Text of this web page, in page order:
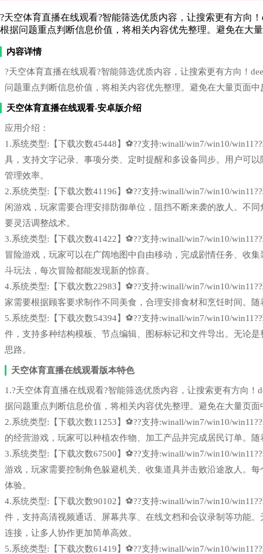
?天空体育直播在线观看?智能筛选优质内容，让搜索更有方向
根据问题重点判断信息价值，将相关内容优先整理。避免在大
内容详情
?天空体育直播在线观看?智能筛选优质内容，让搜索更有方向！
问题重点判断信息价值，将相关内容优先整理。避免在大量页面
天空体育直播在线观看-安卓版介绍
应用介绍：
1.系统类型:【下载次数45448】⚽??支持:winall/win7/win10/
具，支持文字记录、事项分类、定时提醒和多设备同步。用户可
管理效率。
2.系统类型:【下载次数41196】⚽??支持:winall/win7/win10/
闲游戏，玩家需要合理安排防御单位，阻挡不断来袭的敌人。不
要灵活调整战术。
3.系统类型:【下载次数41422】⚽??支持:winall/win7/win10/
冒险游戏，玩家可以在广阔地图中自由移动，完成剧情任务、收
斗玩法，每次冒险都能发现新的惊喜。
4.系统类型:【下载次数22983】⚽??支持:winall/win7/win10/
家需要根据顾客要求制作不同美食，合理安排食材和烹饪时间。
5.系统类型:【下载次数54394】⚽??支持:winall/win7/win10/
件，支持多种结构模板、节点编辑、图标标记和文件导出。无论
思路。
天空体育直播在线观看版本特色
1.?天空体育直播在线观看?智能筛选优质内容，让搜索更有方向！
据问题重点判断信息价值，将相关内容优先整理。避免在大量页
2.系统类型:【下载次数11253】⚽??支持:winall/win7/win10/
的经营游戏，玩家可以种植农作物、加工产品并完成居民订单。
3.系统类型:【下载次数67500】⚽??支持:winall/win7/win10/
游戏，玩家需要控制角色躲避机关、收集道具并击败沿途敌人。
体验。
4.系统类型:【下载次数90102】⚽??支持:winall/win7/win10/
件，支持高清视频通话、屏幕共享、在线文档和会议录制等功能
连接，让多人协作更加简单高效。
5.系统类型:【下载次数61419】⚽??支持:winall/win7/win10/